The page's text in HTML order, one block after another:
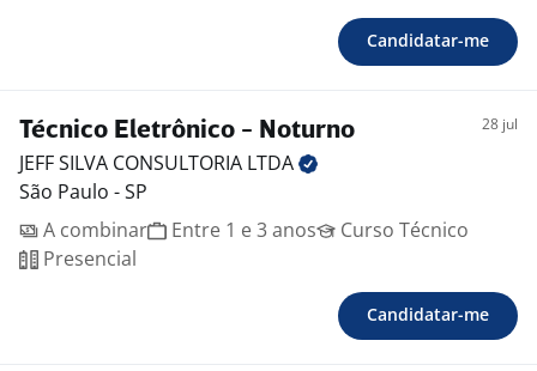
Candidatar-me
Técnico Eletrônico - Noturno 28 jul
JEFF SILVA CONSULTORIA LTDA
São Paulo - SP
A combinar
Entre 1 e 3 anos
Curso Técnico
Presencial
Candidatar-me